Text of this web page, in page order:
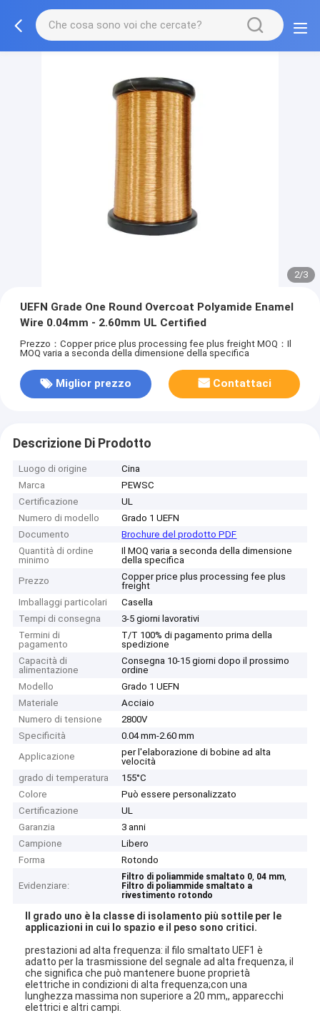
2/3
UEFN Grade One Round Overcoat Polyamide Enamel
Wire 0.04mm - 2.60mm UL Certified
Prezzo：Copper price plus processing fee plus freight MOQ：Il
MOQ varia a seconda della dimensione della specifica
Miglior prezzo Contattaci
Descrizione Di Prodotto
Luogo di origine
Cina
Marca
PEWSC
Certificazione
UL
Numero di modello
Grado 1 UEFN
Documento
Brochure del prodotto PDF
Quantità di ordine
minimo
Il MOQ varia a seconda della dimensione
della specifica
Prezzo
Copper price plus processing fee plus
freight
Imballaggi particolari
Casella
Tempi di consegna
3-5 giorni lavorativi
Termini di
pagamento
T/T 100% di pagamento prima della
spedizione
Capacità di
alimentazione
Consegna 10-15 giorni dopo il prossimo
ordine
Modello
Grado 1 UEFN
Materiale
Acciaio
Numero di tensione
2800V
Specificità
0.04 mm-2.60 mm
Applicazione
per l'elaborazione di bobine ad alta
velocità
grado di temperatura
155°C
Colore
Può essere personalizzato
Certificazione
UL
Garanzia
3 anni
Campione
Libero
Forma
Rotondo
Evidenziare:
Filtro di poliammide smaltato 0, 04 mm,
Filtro di poliammide smaltato a
rivestimento rotondo
Il grado uno è la classe di isolamento più sottile per le
applicazioni in cui lo spazio e il peso sono critici.
prestazioni ad alta frequenza: il filo smaltato UEF1 è
adatto per la trasmissione del segnale ad alta frequenza, il
che significa che può mantenere buone proprietà
elettriche in condizioni di alta frequenza;con una
lunghezza massima non superiore a 20 mm,, apparecchi
elettrici e altri campi.